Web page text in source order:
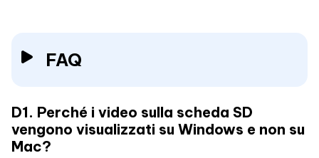
FAQ
D1. Perché i video sulla scheda SD
vengono visualizzati su Windows e non su
Mac?